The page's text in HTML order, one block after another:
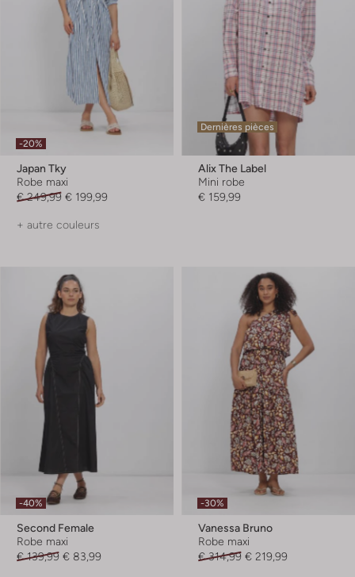
-20%
Japan Tky
Robe maxi
€ 249,99 € 199,99
+ autre couleurs
Dernières pièces
Alix The Label
Mini robe
€ 159,99
-40%
Second Female
Robe maxi
€ 139,99 € 83,99
-30%
Vanessa Bruno
Robe maxi
€ 314,99 € 219,99